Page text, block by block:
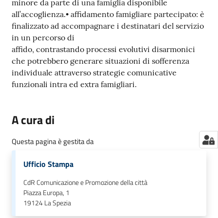
minore da parte di una famiglia disponibile
all’accoglienza.• affidamento famigliare partecipato: è
finalizzato ad accompagnare i destinatari del servizio
in un percorso di
affido, contrastando processi evolutivi disarmonici
che potrebbero generare situazioni di sofferenza
individuale attraverso strategie comunicative
funzionali intra ed extra famigliari.
A cura di
Questa pagina è gestita da
Ufficio Stampa
CdR Comunicazione e Promozione della città
Piazza Europa, 1
19124La Spezia